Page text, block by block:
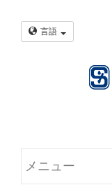
言語
メニュー